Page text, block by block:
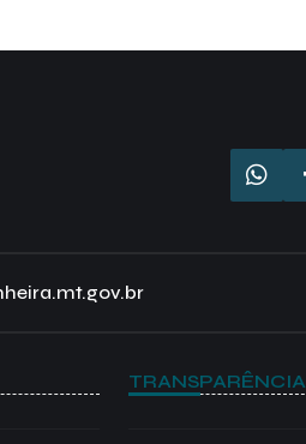
TRANSPARÊNCIA